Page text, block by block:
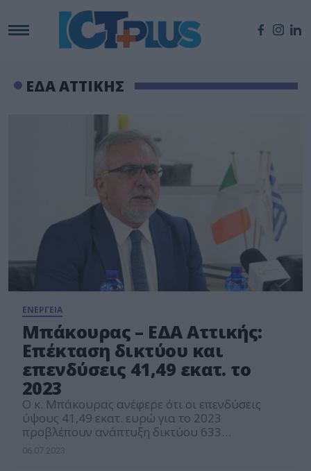
ΕΔΑ ΑΤΤΙΚΗΣ
ΕΝΕΡΓΕΙΑ
Μπάκουρας – ΕΔΑ Αττικής:
Επέκταση δικτύου και
επενδύσεις 41,49 εκατ. το
2023
Ο κ. Μπάκουρας ανέφερε ότι οι επενδύσεις
ύψους 41,49 εκατ. ευρώ για το 2023
προβλέπουν ανάπτυξη δικτύου 633